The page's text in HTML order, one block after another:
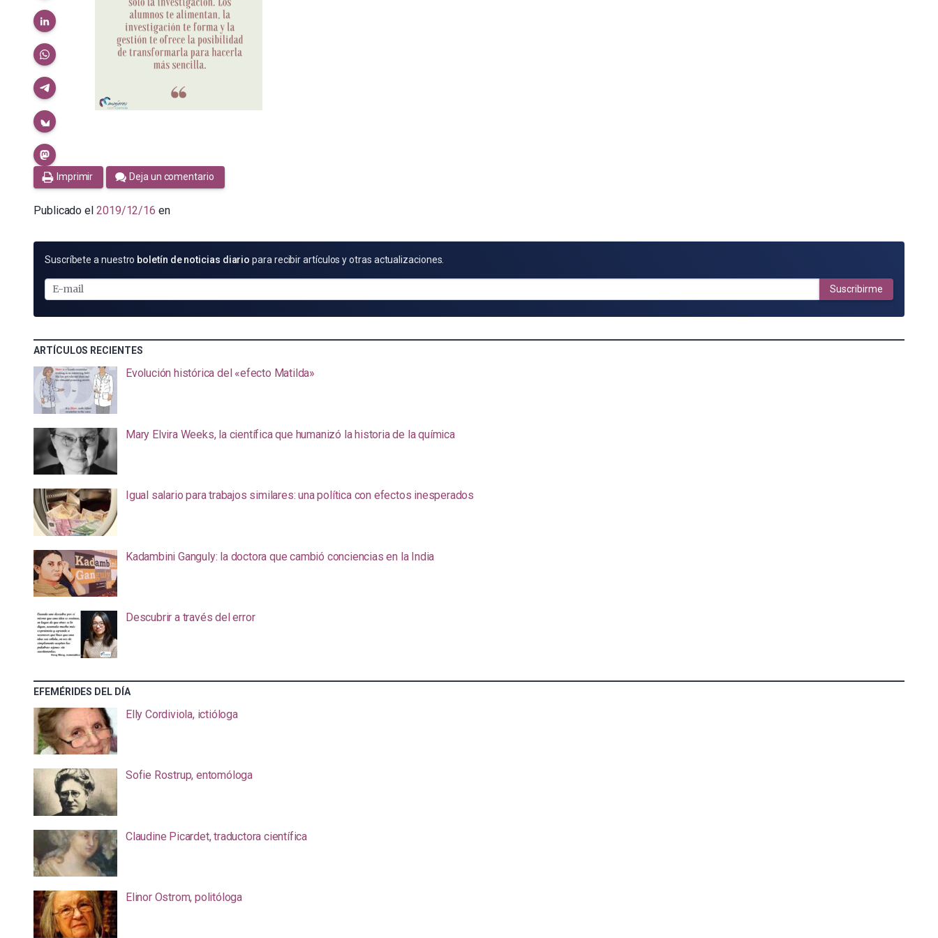
Imprimir Deja un comentario
Publicado el 2019/12/16 en
SUSCRÍBETE
E-
MAIL
Suscríbete a nuestro boletín de noticias diario para recibir artículos y otras actualizaciones.
Suscribirme
ARTÍCULOS RECIENTES
Evolución histórica del «efecto Matilda»
Mary Elvira Weeks, la científica que humanizó la historia de la química
Igual salario para trabajos similares: una política con efectos inesperados
Kadambini Ganguly: la doctora que cambió conciencias en la India
Descubrir a través del error
EFEMÉRIDES DEL DÍA
Elly Cordiviola, ictióloga
Sofie Rostrup, entomóloga
Claudine Picardet, traductora científica
Elinor Ostrom, politóloga